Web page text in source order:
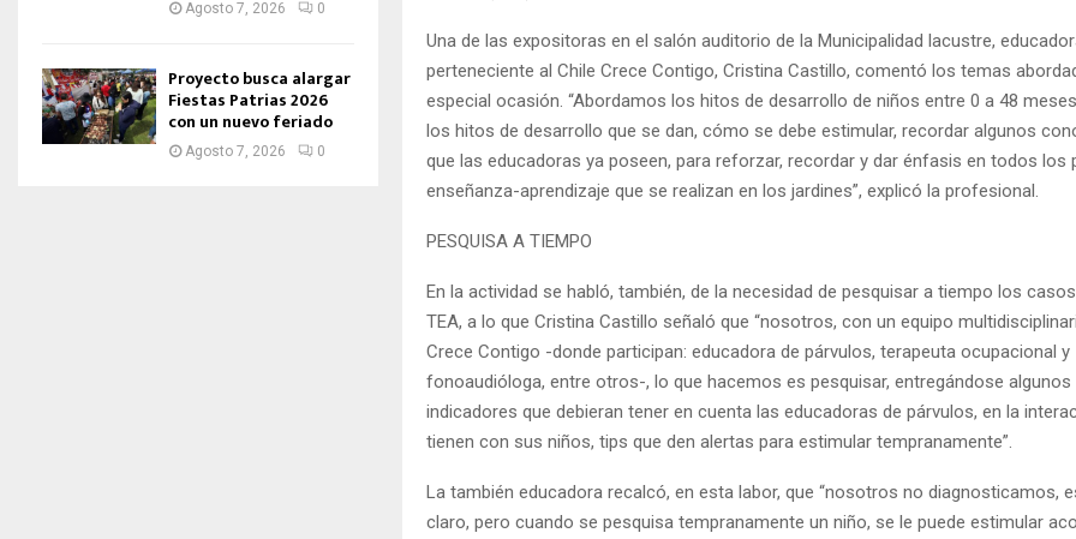
Una de las expositoras en el salón auditorio de la Municipalidad lacustre,
perteneciente al Chile Crece Contigo, Cristina Castillo, comentó los temas
especial ocasión. “Abordamos los hitos de desarrollo de niños entre 0 a 48
los hitos de desarrollo que se dan, cómo se debe estimular, recordar algunos
que las educadoras ya poseen, para reforzar, recordar y dar énfasis en todos los
enseñanza-aprendizaje que se realizan en los jardines”, explicó la profesional.
PESQUISA A TIEMPO
En la actividad se habló, también, de la necesidad de pesquisar a tiempo los
TEA, a lo que Cristina Castillo señaló que “nosotros, con un equipo
Crece Contigo -donde participan: educadora de párvulos, terapeuta ocupacional y
fonoaudióloga, entre otros-, lo que hacemos es pesquisar, entregándose
indicadores que debieran tener en cuenta las educadoras de párvulos, en la
tienen con sus niños, tips que den alertas para estimular tempranamente”.
La también educadora recalcó, en esta labor, que “nosotros no diagnosticamos,
claro, pero cuando se pesquisa tempranamente un niño, se le puede estimular
Agosto 7, 2026 0
Proyecto busca alargar
Fiestas Patrias 2026
con un nuevo feriado
Agosto 7, 2026 0